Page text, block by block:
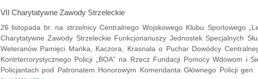
VII Charytatywne Zawody Strzeleckie
26 listopada br. na strzelnicy Centralnego Wojskowego Klubu Sportowego
Charytatywne Zawody Strzeleckie Funkcjonariuszy Jednostek Specjalnych
Weteranów Pamięci Mańka, Kaczora, Krasnala o Puchar Dowódcy
Kontrterrorystycznego Policji „BOA” na Rzecz Fundacji Pomocy Wdowom i
Policjantach pod Patronatem Honorowym Komendanta Głównego Policji